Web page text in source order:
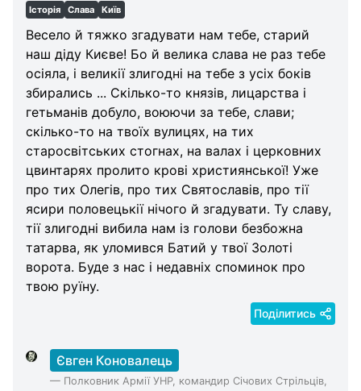
Історія Слава Київ
Весело й тяжко згадувати нам тебе, старий
наш діду Києве! Бо й велика слава не раз тебе
осіяла, і великії злигодні на тебе з усіх боків
збирались ... Скілько-то князів, лицарства і
гетьманів добуло, воюючи за тебе, слави;
скілько-то на твоїх вулицях, на тих
старосвітських стогнах, на валах і церковних
цвинтарях пролито крові християнської! Уже
про тих Олегів, про тих Святославів, про тії
ясири половецькії нічого й згадувати. Ту славу,
тії злигодні вибила нам із голови безбожна
татарва, як уломився Батий у твої Золоті
ворота. Буде з нас і недавніх споминок про
твою руїну.
Поділитись
Євген Коновалець
— Полковник Армії УНР, командир Січових Стрільців,